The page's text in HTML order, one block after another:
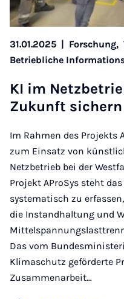
31.01.2025 | Forschung,
Betriebliche
KI im
Zu­kunft
Im Rahmen des Projekts
zum Einsatz von
Netzbetrieb bei der
Projekt AProSys steht
systematisch zu
die Instandhaltung und
Das vom
Klimaschutz geförderte
Zusammenarbeit…